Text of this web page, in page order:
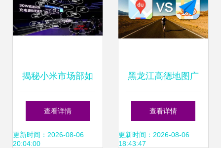
揭秘小米市场部如
何操纵黑稿 一份内
部培训记录
查看详情
更新时间：2026-08-06
20:04:00
黑龙江高德地图广
告开户与推广代理
指南
查看详情
更新时间：2026-08-06
18:43:47